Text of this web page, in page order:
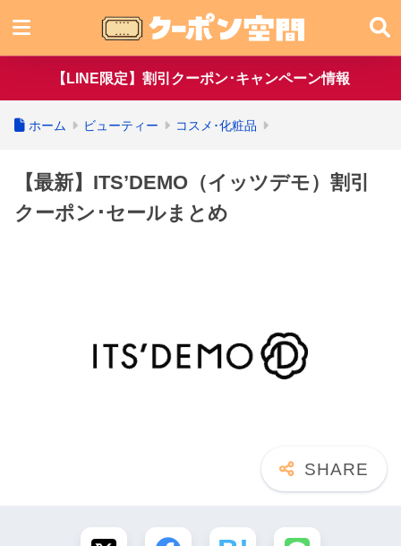
【LINE限定】割引クーポン･キャンペーン情報
ホーム ビューティー コスメ･化粧品
【最新】ITS’DEMO（イッツデモ）割引
クーポン･セールまとめ